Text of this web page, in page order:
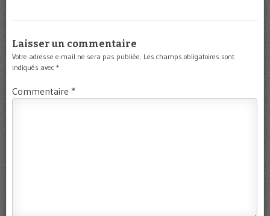
Laisser un commentaire
Votre adresse e-mail ne sera pas publiée. Les champs obligatoires sont
indiqués avec *
Commentaire *